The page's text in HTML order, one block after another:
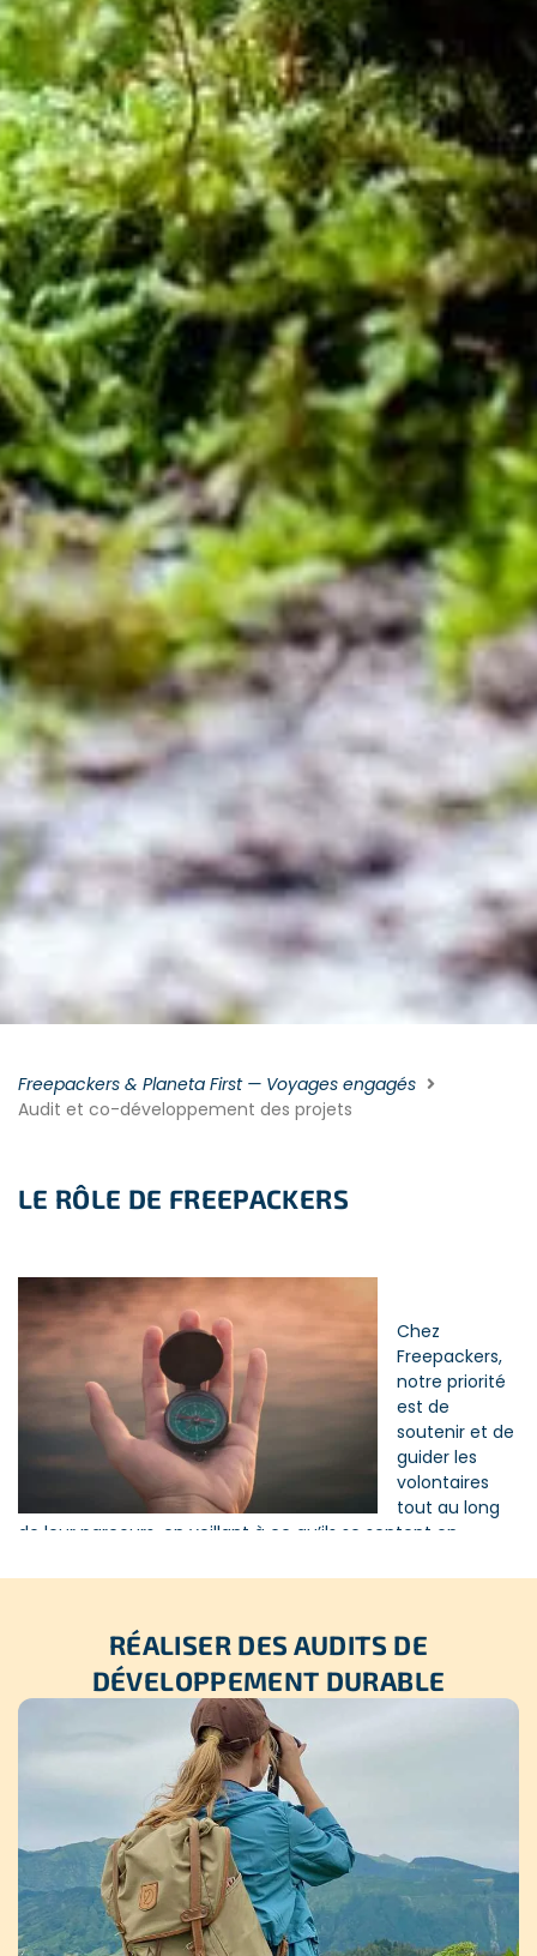
Freepackers & Planeta First — Voyages engagés
Audit et co-développement des projets
LE RÔLE DE FREEPACKERS
Chez
Freepackers,
notre priorité
est de
soutenir et de
guider les
volontaires
tout au long
de leur parcours, en veillant à ce qu’ils se sentent en
mission. Nous comprenons que partir en mission de
suscite autant d’enthousiasme que de questions. C’est
pourquoi il nous semble essentiel de clarifier le rôle que
nous jouons dans lasélection, lesuiviet laconstruction
des projets, ainsi que dansl’accompagnement de nos
. Dans cet article, nous vous détaillons les
actions que nous mettons en place pour garantir des
missions à impact, sécurisées, en accord avec nos valeurs
et celles du développement durable, pour vous offrir une
expérience enrichissante sur le terrain.
RÉALISER DES AUDITS DE
DÉVELOPPEMENT DURABLE